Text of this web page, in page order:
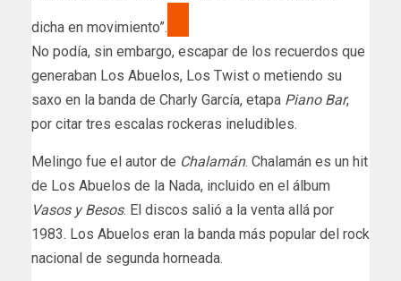
dicha en movimiento”.
No podía, sin embargo, escapar de los recuerdos que
generaban Los Abuelos, Los Twist o metiendo su
saxo en la banda de Charly García, etapa Piano Bar,
por citar tres escalas rockeras ineludibles.
Melingo fue el autor de Chalamán. Chalamán es un hit
de Los Abuelos de la Nada, incluido en el álbum
Vasos y Besos. El discos salió a la venta allá por
1983. Los Abuelos eran la banda más popular del rock
nacional de segunda horneada.